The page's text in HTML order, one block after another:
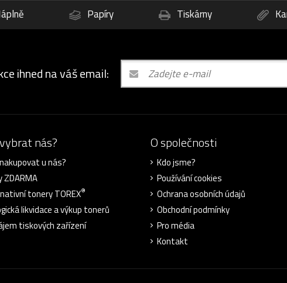
Papíry Tiskárny
ihned na váš email:
nás?
u nás?
ZDARMA
tonery TOREX®
likvidace a výkup tonerů
tiskových zařízení
O společnosti
Kdo jsme?
Používání cookies
Ochrana osobních údajů
Obchodní podmínky
Pro média
Kontakt